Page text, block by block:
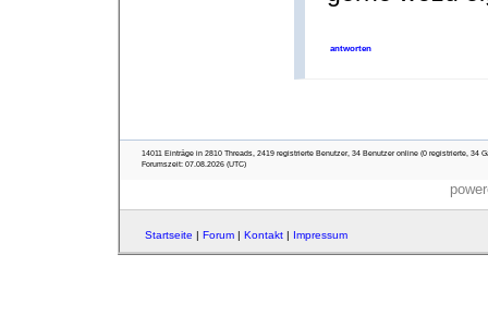
antworten
14011 Einträge in 2810 Threads, 2419 registrierte Benutzer, 34 Benutzer online (0 registrierte, 34
Forumszeit: 07.08.2026 (UTC)
Startseite | Forum| Kontakt| Impressum